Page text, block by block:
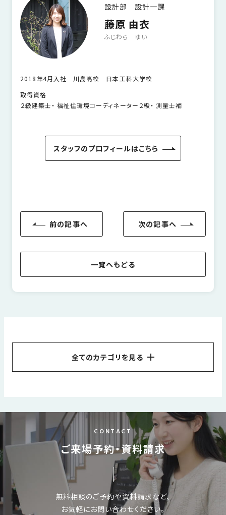
設計部 設計一課
藤原 由衣
ふじわら ゆい
2018年4月入社 川島高校 日本工科大学校
取得資格
２級建築士・ 福祉住環境コーディネーター２級・ 測量士補
スタッフのプロフィールはこちら
前の記事へ 次の記事へ
一覧へもどる
全てのカテゴリを見る
外観
子育て
補助金について
ペットと一緒に暮らす 収納
洋風
家事ラク 平屋 暮らしのアイデア
CONTACT
ご来場予約・資料請求
無料相談のご予約や資料請求など、
お気軽にお問い合わせください。